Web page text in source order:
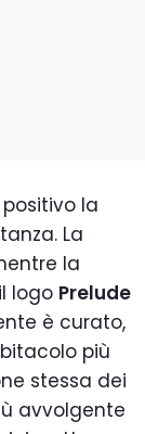
la
La
la
logo Prelude
è curato,
più
stessa dei
avvolgente